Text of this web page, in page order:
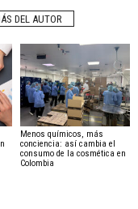
DEL AUTOR
Menos químicos, más
conciencia: así cambia el
consumo de la cosmética en
Colombia